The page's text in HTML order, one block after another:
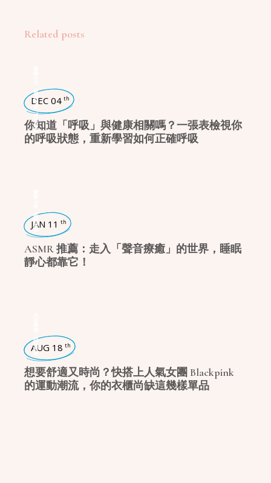
Related posts
瑜珈話題
健康知識
DEC 04 th
你知道「呼吸」與健康相關嗎？一張表檢視你
的呼吸狀態，重新學習如何正確呼吸
瑜珈話題
JAN 11 th
ASMR 推薦：走入「聲音療癒」的世界，睡眠
靜心都靠它！
瑜珈話題
AUG 18 th
想要舒適又時尚？快搭上人氣女團 Blackpink
的運動潮流，你的衣櫃尚缺這幾樣單品